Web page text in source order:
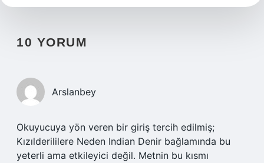
10 YORUM
Arslanbey
Okuyucuya yön veren bir giriş tercih edilmiş;
Kızılderililere Neden Indian Denir bağlamında bu
yeterli ama etkileyici değil. Metnin bu kısmı